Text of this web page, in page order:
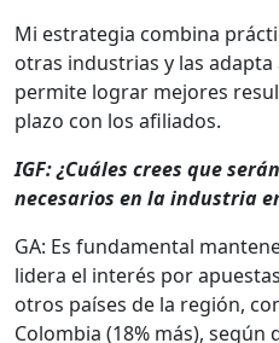
Mi estrate­gia com­bi­na
otras indus­trias y las
per­mite lograr mejores
pla­zo con los afil­i­a­dos.
IGF: ¿Cuáles crees que
nece­sar­ios en la indus­tria
GA: Es fun­da­men­tal
lid­era el interés por
otros país­es de la región,
Colom­bia (18% más), según